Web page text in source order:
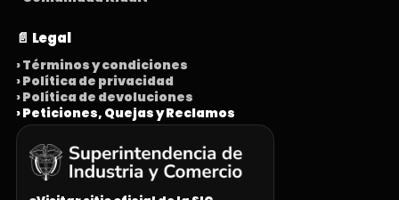
📄 Legal
› Términos y condiciones
› Política de privacidad
› Política de devoluciones
› Peticiones, Quejas y Reclamos